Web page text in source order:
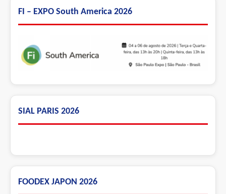
FI – EXPO South America 2026
SIAL PARIS 2026
FOODEX JAPON 2026